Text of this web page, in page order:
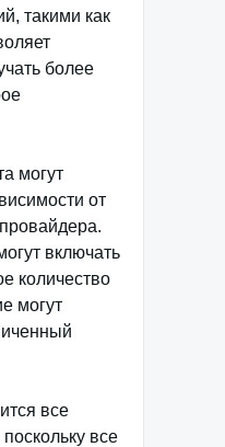
такими как
более
могут
от
включать
количество
могут
все
все